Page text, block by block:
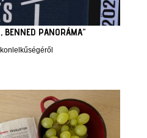
BENNED PANORÁMA”